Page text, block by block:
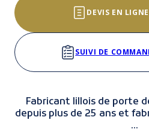
DEVIS EN
SUIVI DE
Fabricant lillois de porte
depuis plus de 25 ans et
...